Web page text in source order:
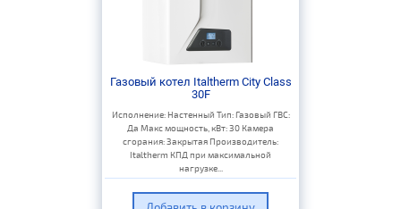
Газовый котел Italtherm City Class
30F
Исполнение: Настенный Тип: Газовый ГВС:
Да Макс мощность, кВт: 30 Камера
сгорания: Закрытая Производитель:
Italtherm КПД при максимальной
нагрузке...